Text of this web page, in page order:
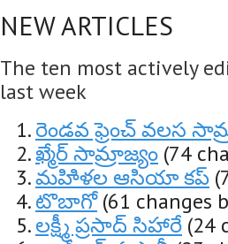
NEW ARTICLES
The ten most actively
last week
రెండవ ఫ్రెంచ్ వలస
ఖ్మేర్ సామ్రాజ్యం (74
మహిిళల ఆసియా కప్
టొబాగో (61 changes
లక్ష్మీ ప్రసాద్ సిహారే (24